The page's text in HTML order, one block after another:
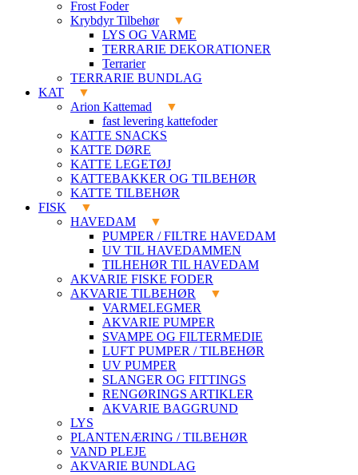
Frost Foder
Krybdyr Tilbehør
LYS OG VARME
TERRARIE DEKORATIONER
Terrarier
TERRARIE BUNDLAG
KAT
Arion Kattemad
fast levering kattefoder
KATTE SNACKS
KATTE DØRE
KATTE LEGETØJ
KATTEBAKKER OG TILBEHØR
KATTE TILBEHØR
FISK
HAVEDAM
PUMPER / FILTRE HAVEDAM
UV TIL HAVEDAMMEN
TILHEHØR TIL HAVEDAM
AKVARIE FISKE FODER
AKVARIE TILBEHØR
VARMELEGMER
AKVARIE PUMPER
SVAMPE OG FILTERMEDIE
LUFT PUMPER / TILBEHØR
UV PUMPER
SLANGER OG FITTINGS
RENGØRINGS ARTIKLER
AKVARIE BAGGRUND
LYS
PLANTENÆRING / TILBEHØR
VAND PLEJE
AKVARIE BUNDLAG